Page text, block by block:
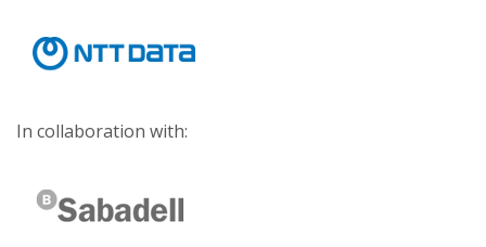
In collaboration with: